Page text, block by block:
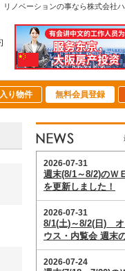
ノベーションの事なら株式会社
り物件 無料会員登録